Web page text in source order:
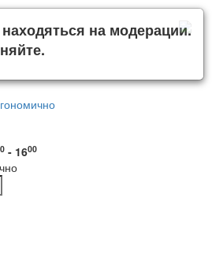
- 1600
на модерации.